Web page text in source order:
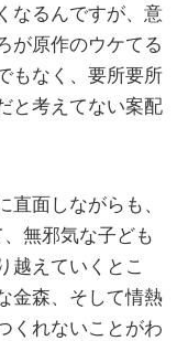
なるんですが、意
が原作のウケてる
もなく、要所要所
と考えてない案配
面しながらも、
無邪気な子ども
越えていくとこ
金森、そして情熱
くれないことがわ